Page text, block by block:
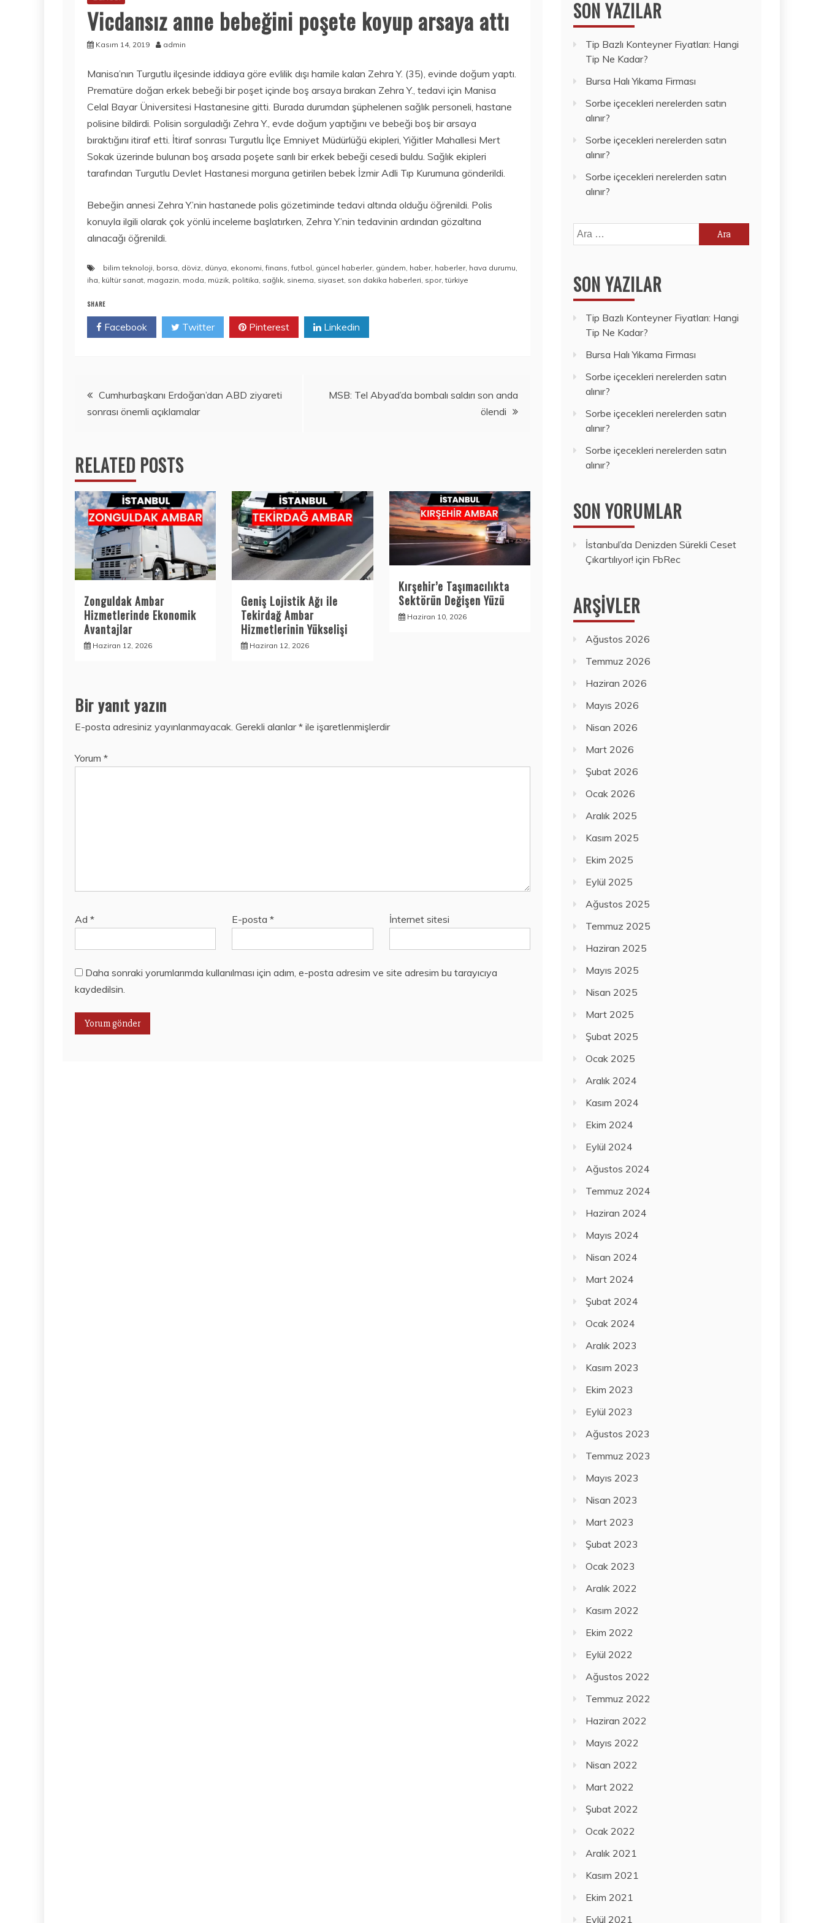
Vicdansız anne bebeğini poşete koyup arsaya attı
Kasım 14, 2019 admin
Manisa’nın Turgutlu ilçesinde iddiaya göre evlilik dışı hamile kalan Zehra Y. (35), evinde doğum yaptı.
Prematüre doğan erkek bebeği bir poşet içinde boş arsaya bırakan Zehra Y., tedavi için Manisa
Celal Bayar Üniversitesi Hastanesine gitti. Burada durumdan şüphelenen sağlık personeli, hastane
polisine bildirdi. Polisin sorguladığı Zehra Y., evde doğum yaptığını ve bebeği boş bir arsaya
bıraktığını itiraf etti. İtiraf sonrası Turgutlu İlçe Emniyet Müdürlüğü ekipleri, Yiğitler Mahallesi Mert
Sokak üzerinde bulunan boş arsada poşete sarılı bir erkek bebeği cesedi buldu. Sağlık ekipleri
tarafından Turgutlu Devlet Hastanesi morguna getirilen bebek İzmir Adli Tıp Kurumuna gönderildi.
Bebeğin annesi Zehra Y.’nin hastanede polis gözetiminde tedavi altında olduğu öğrenildi. Polis
konuyla ilgili olarak çok yönlü inceleme başlatırken, Zehra Y.’nin tedavinin ardından gözaltına
alınacağı öğrenildi.
bilim teknoloji, borsa, döviz, dünya, ekonomi,finans,futbol, güncel haberler, gündem, haber, haberler, hava durumu,
iha, kültür sanat, magazin, moda, müzik, politika, sağlık, sinema, siyaset, son dakika haberleri, spor,türkiye
SHARE
Facebook Twitter Pinterest Linkedin
Yazı
gezinmesi
Cumhurbaşkanı Erdoğan’dan ABD ziyareti
sonrası önemli açıklamalar
MSB: Tel Abyad’da bombalı saldırı son anda
ölendi
RELATED POSTS
Zonguldak Ambar
Hizmetlerinde Ekonomik
Avantajlar
Haziran 12, 2026
Geniş Lojistik Ağı ile
Tekirdağ Ambar
Hizmetlerinin Yükselişi
Haziran 12, 2026
Kırşehir’e Taşımacılıkta
Sektörün Değişen Yüzü
Haziran 10, 2026
Bir yanıt yazın
E-posta adresiniz yayınlanmayacak. Gerekli alanlar* ile işaretlenmişlerdir
Yorum *
Ad * E-posta* İnternet sitesi
Daha sonraki yorumlarımda kullanılması için adım, e-posta adresim ve site adresim bu tarayıcıya
kaydedilsin.
SON YAZILAR
Tip Bazlı Konteyner Fiyatları: Hangi
Tip Ne Kadar?
Bursa Halı Yıkama Firması
Sorbe içecekleri nerelerden satın
alınır?
Sorbe içecekleri nerelerden satın
alınır?
Sorbe içecekleri nerelerden satın
alınır?
Arama:
SON YAZILAR
Tip Bazlı Konteyner Fiyatları: Hangi
Tip Ne Kadar?
Bursa Halı Yıkama Firması
Sorbe içecekleri nerelerden satın
alınır?
Sorbe içecekleri nerelerden satın
alınır?
Sorbe içecekleri nerelerden satın
alınır?
SON YORUMLAR
İstanbul’da Denizden Sürekli Ceset
Çıkartılıyor! için FbRec
ARŞIVLER
Ağustos 2026
Temmuz 2026
Haziran 2026
Mayıs 2026
Nisan 2026
Mart 2026
Şubat 2026
Ocak 2026
Aralık 2025
Kasım 2025
Ekim 2025
Eylül 2025
Ağustos 2025
Temmuz 2025
Haziran 2025
Mayıs 2025
Nisan 2025
Mart 2025
Şubat 2025
Ocak 2025
Aralık 2024
Kasım 2024
Ekim 2024
Eylül 2024
Ağustos 2024
Temmuz 2024
Haziran 2024
Mayıs 2024
Nisan 2024
Mart 2024
Şubat 2024
Ocak 2024
Aralık 2023
Kasım 2023
Ekim 2023
Eylül 2023
Ağustos 2023
Temmuz 2023
Mayıs 2023
Nisan 2023
Mart 2023
Şubat 2023
Ocak 2023
Aralık 2022
Kasım 2022
Ekim 2022
Eylül 2022
Ağustos 2022
Temmuz 2022
Haziran 2022
Mayıs 2022
Nisan 2022
Mart 2022
Şubat 2022
Ocak 2022
Aralık 2021
Kasım 2021
Ekim 2021
Eylül 2021